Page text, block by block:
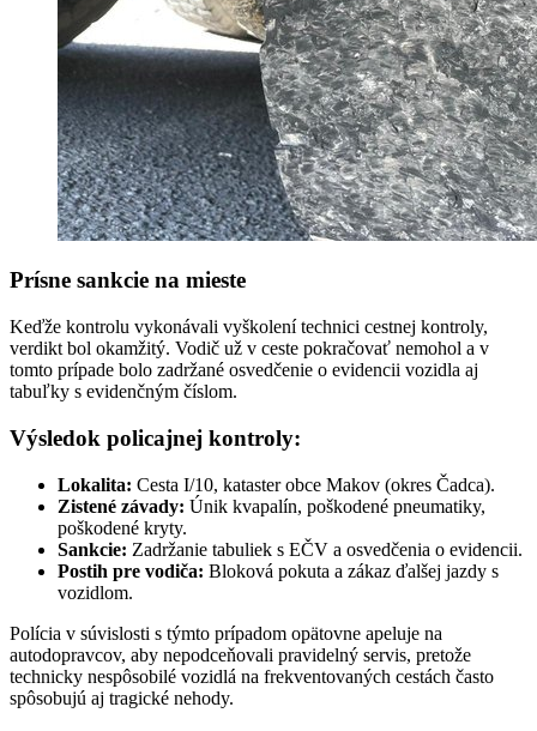
Prísne sankcie na mieste
Keďže kontrolu vykonávali vyškolení technici cestnej kontroly,
verdikt bol okamžitý. Vodič už v ceste pokračovať nemohol a v
tomto prípade bolo zadržané osvedčenie o evidencii vozidla aj
tabuľky s evidenčným číslom.
Výsledok policajnej kontroly:
Lokalita: Cesta I/10, kataster obce Makov (okres Čadca).
Zistené závady: Únik kvapalín, poškodené pneumatiky,
poškodené kryty.
Sankcie: Zadržanie tabuliek s EČV a osvedčenia o evidencii.
Postih pre vodiča: Bloková pokuta a zákaz ďalšej jazdy s
vozidlom.
Polícia v súvislosti s týmto prípadom opätovne apeluje na
autodopravcov, aby nepodceňovali pravidelný servis, pretože
technicky nespôsobilé vozidlá na frekventovaných cestách často
spôsobujú aj tragické nehody.